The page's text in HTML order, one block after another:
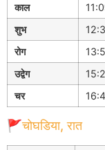
काल
शुभ
रोग
उद्वेग
चर
🚩चोघडिया, रात